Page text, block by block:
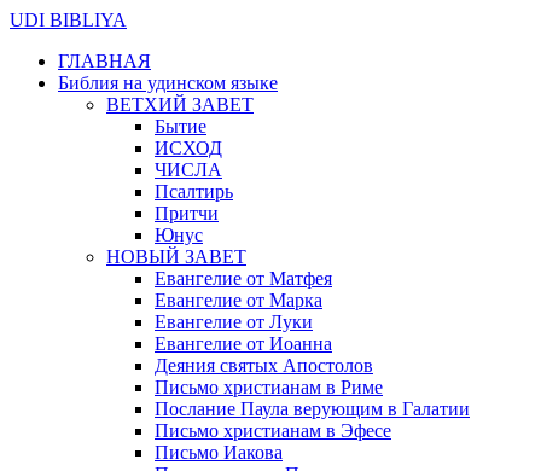
UDI BIBLIYA
ГЛАВНАЯ
Библия на удинском языке
ВЕТХИЙ ЗАВЕТ
Бытие
ИСХОД
ЧИСЛА
Псалтирь
Притчи
Юнус
НОВЫЙ ЗАВЕТ
Евангелие от Матфея
Евангелие от Марка
Евангелие от Луки
Евангелие от Иоанна
Деяния святых Апостолов
Письмо христианам в Риме
Послание Паула верующим в Галатии
Письмо христианам в Эфесе
Письмо Иакова